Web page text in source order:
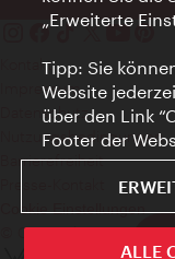
Kontakt
Impressum
Datenschutz
Nutzungsbedingungen
Barrierefreiheit
Cookie Einstellungen
© Copyright
„Erweiterte
Tipp: Sie
Website
über den Link
Footer der
ALLE